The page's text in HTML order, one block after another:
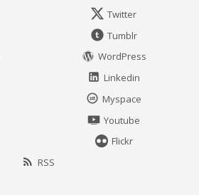
Twitter
Tumblr
WordPress
Linkedin
Myspace
Youtube
Flickr
RSS